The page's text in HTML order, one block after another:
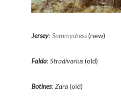
Jersey: Sammydress(new)
Falda: Stradivarius(old)
Botines: Zara(old)